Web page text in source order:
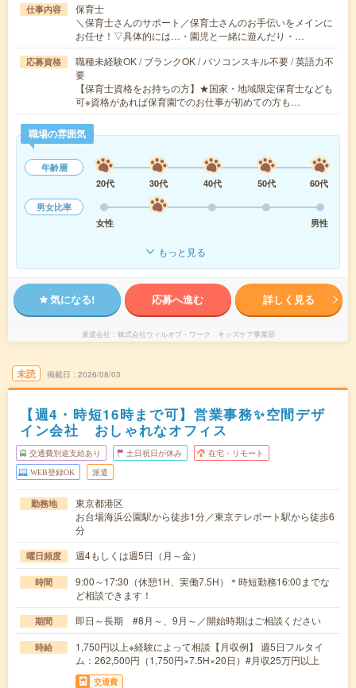
仕事内容
保育士
＼保育士さんのサポート／保育士さんのお手伝いをメインに
お任せ！▽具体的には…・園児と一緒に遊んだり・…
応募資格
職種未経験OK / ブランクOK / パソコンスキル不要 / 英語力不
要
【保育士資格をお持ちの方】★国家・地域限定保育士なども
可※資格があれば保育園でのお仕事が初めての方も…
職場の雰囲気
年齢層
20代
30代 40代 50代
60代
男女比率
女性
男性
もっと見る
気になる! 応募へ進む 詳しく見る
派遣会社 株式会社ウィルオブ・ワーク キッズケア事業部
未読 掲載日 2026/08/03
【週4・時短16時まで可】営業事務✨空間デザ
イン会社 おしゃれなオフィス
交通費別途支給あり 土日祝日が休み 在宅・リモート
WEB登録OK 派遣
勤務地
東京都港区
お台場海浜公園駅から徒歩1分／東京テレポート駅から徒歩6
分
曜日頻度 週4もしくは週5日（月～金）
時間
9:00～17:30（休憩1H、実働7.5H）＊時短勤務16:00までな
ど相談できます！
期間 即日～長期 #8月～、9月～／開始時期はご相談ください
時給
1,750円以上※経験によって相談【月収例】 週5日フルタイ
ム：262,500円（1,750円×7.5H×20日）#月収25万円以上
交通費